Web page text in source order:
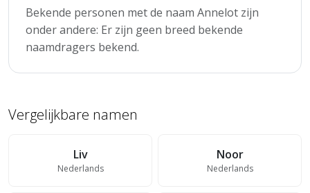
Bekende personen met de naam Annelot zijn
onder andere: Er zijn geen breed bekende
naamdragers bekend.
Vergelijkbare namen
Liv
Nederlands
Noor
Nederlands